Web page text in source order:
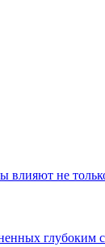
влияют не